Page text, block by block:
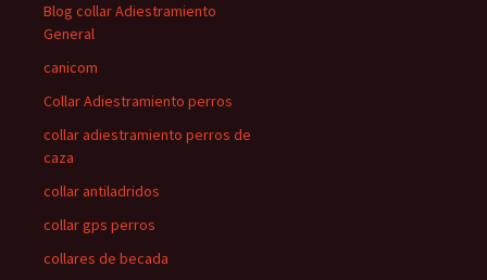
Blog collar Adiestramiento
General
canicom
Collar Adiestramiento perros
collar adiestramiento perros de
caza
collar antiladridos
collar gps perros
collares de becada